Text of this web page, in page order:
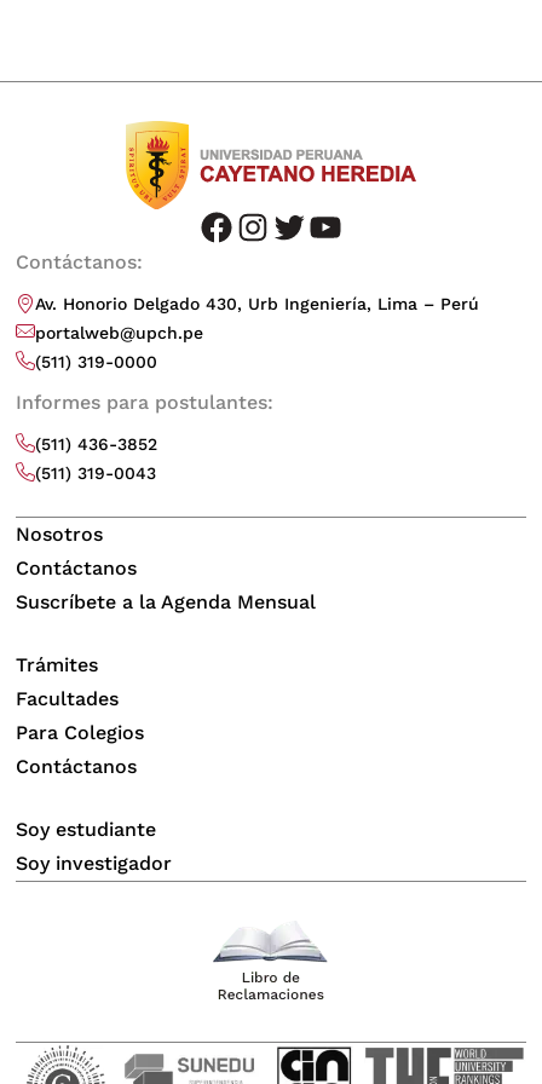
facebook instagram twitter youtube
Contáctanos:
Av. Honorio Delgado 430, Urb Ingeniería, Lima – Perú
portalweb@upch.pe
(511) 319-0000
Informes para postulantes:
(511) 436-3852
(511) 319-0043
Nosotros
Contáctanos
Suscríbete a la Agenda Mensual
Trámites
Facultades
Para Colegios
Contáctanos
Soy estudiante
Soy investigador